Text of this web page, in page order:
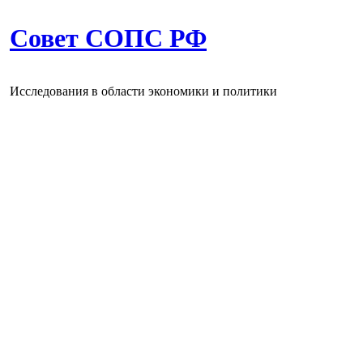
Совет СОПС РФ
Исследования в области экономики и политики